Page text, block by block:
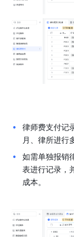
律师费支付记
月、律所进行
如需单独报销
表进行记录，
成本。